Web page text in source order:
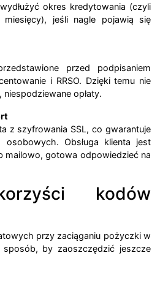
okres kredytowania (czyli
jeśli nagle pojawią się
przed podpisaniem
i RRSO. Dzięki temu nie
opłaty.
z szyfrowania SSL, co gwarantuje
Obsługa klienta jest
mailowo, gotowa odpowiedzieć na
kodów
przy zaciąganiu pożyczki w
sposób, by zaoszczędzić jeszcze